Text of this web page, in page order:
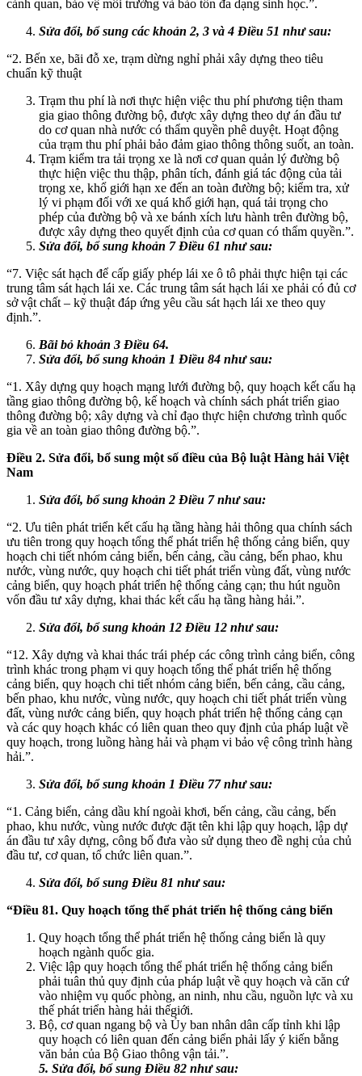
cảnh quan, bảo vệ môi trường và bảo tồn đa dạng sinh học.”.
Sửa đổi, bổ sung các khoản 2, 3 và 4 Điều 51 như sau:
“2. Bến xe, bãi đỗ xe, trạm dừng nghỉ phải xây dựng theo tiêu
chuẩn kỹ thuật
Trạm thu phí là nơi thực hiện việc thu phí phương tiện tham
gia giao thông đường bộ, được xây dựng theo dự án đầu tư
do cơ quan nhà nước có thẩm quyền phê duyệt. Hoạt động
của trạm thu phí phải bảo đảm giao thông thông suốt, an toàn.
Trạm kiểm tra tải trọng xe là nơi cơ quan quản lý đường bộ
thực hiện việc thu thập, phân tích, đánh giá tác động của tải
trọng xe, khổ giới hạn xe đến an toàn đường bộ; kiểm tra, xử
lý vi phạm đối với xe quá khổ giới hạn, quá tải trọng cho
phép của đường bộ và xe bánh xích lưu hành trên đường bộ,
được xây dựng theo quyết định của cơ quan có thẩm quyền.”.
Sửa đổi, bổ sung khoản 7 Điều 61 như sau:
“7. Việc sát hạch để cấp giấy phép lái xe ô tô phải thực hiện tại các
trung tâm sát hạch lái xe. Các trung tâm sát hạch lái xe phải có đủ cơ
sở vật chất – kỹ thuật đáp ứng yêu cầu sát hạch lái xe theo quy
định.”.
Bãi bỏ khoản 3 Điều 64.
Sửa đổi, bổ sung khoản 1 Điều 84 như sau:
“1. Xây dựng quy hoạch mạng lưới đường bộ, quy hoạch kết cấu hạ
tầng giao thông đường bộ, kế hoạch và chính sách phát triển giao
thông đường bộ; xây dựng và chỉ đạo thực hiện chương trình quốc
gia về an toàn giao thông đường bộ.”.
Điều 2. Sửa đổi, bổ sung một số điều của Bộ luật Hàng hải Việt
Nam
Sửa đổi, bổ sung khoản 2 Điều 7 như sau:
“2. Ưu tiên phát triển kết cấu hạ tầng hàng hải thông qua chính sách
ưu tiên trong quy hoạch tổng thể phát triển hệ thống cảng biển, quy
hoạch chi tiết nhóm cảng biển, bến cảng, cầu cảng, bến phao, khu
nước, vùng nước, quy hoạch chi tiết phát triển vùng đất, vùng nước
cảng biển, quy hoạch phát triển hệ thống cảng cạn; thu hút nguồn
vốn đầu tư xây dựng, khai thác kết cấu hạ tầng hàng hải.”.
Sửa đổi, bổ sung khoản 12 Điều 12 như sau:
“12. Xây dựng và khai thác trái phép các công trình cảng biển, công
trình khác trong phạm vi quy hoạch tổng thể phát triển hệ thống
cảng biển, quy hoạch chi tiết nhóm cảng biển, bến cảng, cầu cảng,
bến phao, khu nước, vùng nước, quy hoạch chi tiết phát triển vùng
đất, vùng nước cảng biển, quy hoạch phát triển hệ thống cảng cạn
và các quy hoạch khác có liên quan theo quy định của pháp luật về
quy hoạch, trong luồng hàng hải và phạm vi bảo vệ công trình hàng
hải.”.
Sửa đổi, bổ sung khoản 1 Điều 77 như sau:
“1. Cảng biển, cảng dầu khí ngoài khơi, bến cảng, cầu cảng, bến
phao, khu nước, vùng nước được đặt tên khi lập quy hoạch, lập dự
án đầu tư xây dựng, công bố đưa vào sử dụng theo đề nghị của chủ
đầu tư, cơ quan, tổ chức liên quan.”.
Sửa đổi, bổ sung Điều 81 như sau:
“Điều 81. Quy hoạch tổng thể phát triển hệ thống cảng biển
Quy hoạch tổng thể phát triển hệ thống cảng biển là quy
hoạch ngành quốc gia.
Việc lập quy hoạch tổng thể phát triển hệ thống cảng biển
phải tuân thủ quy định của pháp luật về quy hoạch và căn cứ
vào nhiệm vụ quốc phòng, an ninh, nhu cầu, nguồn lực và xu
thế phát triển hàng hải thếgiới.
Bộ, cơ quan ngang bộ và Ủy ban nhân dân cấp tỉnh khi lập
quy hoạch có liên quan đến cảng biển phải lấy ý kiến bằng
văn bản của Bộ Giao thông vận tải.”.
5. Sửa đổi, bổ sung Điều 82 như sau: